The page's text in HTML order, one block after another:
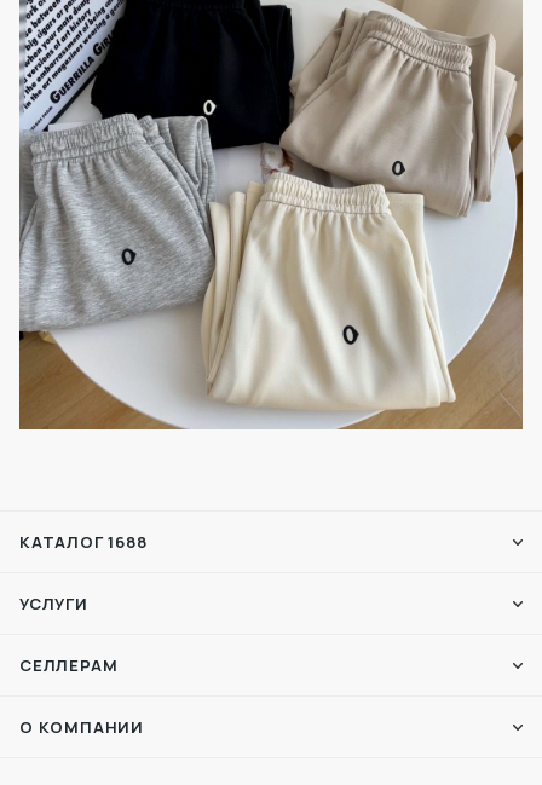
КАТАЛОГ 1688
УСЛУГИ
СЕЛЛЕРАМ
О КОМПАНИИ